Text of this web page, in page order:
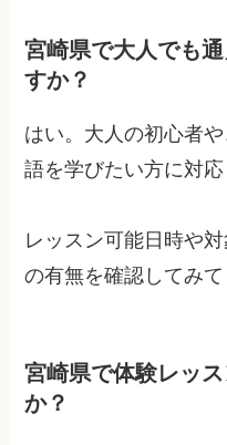
宮崎県で大人でも
すか？
はい。大人の初心者
語を学びたい方に対
レッスン可能日時や
の有無を確認してみて
宮崎県で体験レッ
か？